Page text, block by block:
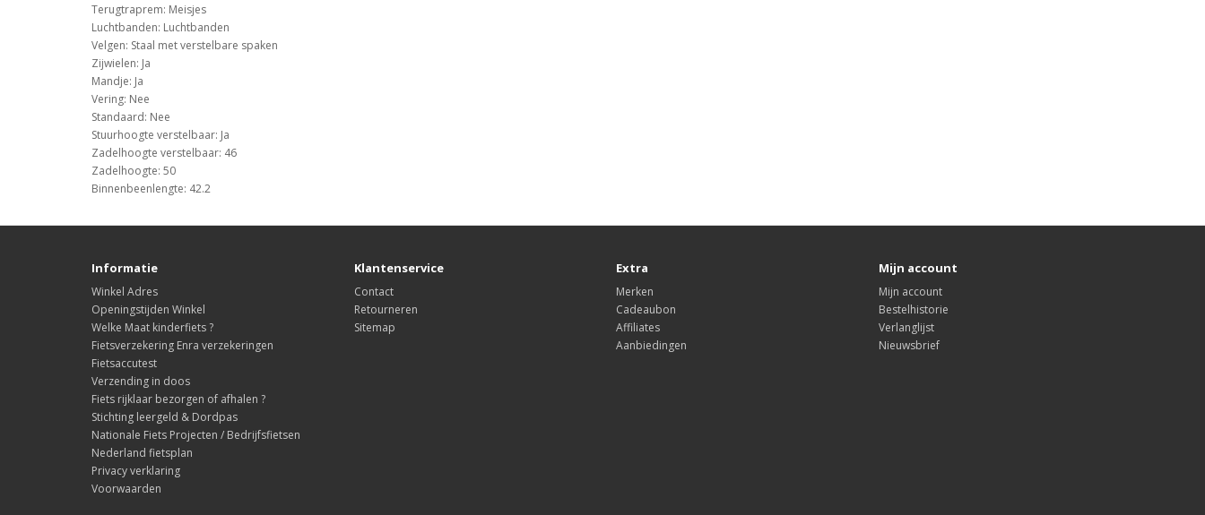
Terugtraprem: Meisjes
Luchtbanden: Luchtbanden
Velgen: Staal met verstelbare spaken
Zijwielen: Ja
Mandje: Ja
Vering: Nee
Standaard: Nee
Stuurhoogte verstelbaar: Ja
Zadelhoogte verstelbaar: 46
Zadelhoogte: 50
Binnenbeenlengte: 42.2
Informatie
Winkel Adres
Openingstijden Winkel
Welke Maat kinderfiets ?
Fietsverzekering Enra verzekeringen
Fietsaccutest
Verzending in doos
Fiets rijklaar bezorgen of afhalen ?
Stichting leergeld & Dordpas
Nationale Fiets Projecten / Bedrijfsfietsen
Nederland fietsplan
Privacy verklaring
Voorwaarden
Klantenservice
Contact
Retourneren
Sitemap
Extra
Merken
Cadeaubon
Affiliates
Aanbiedingen
Mijn account
Mijn account
Bestelhistorie
Verlanglijst
Nieuwsbrief